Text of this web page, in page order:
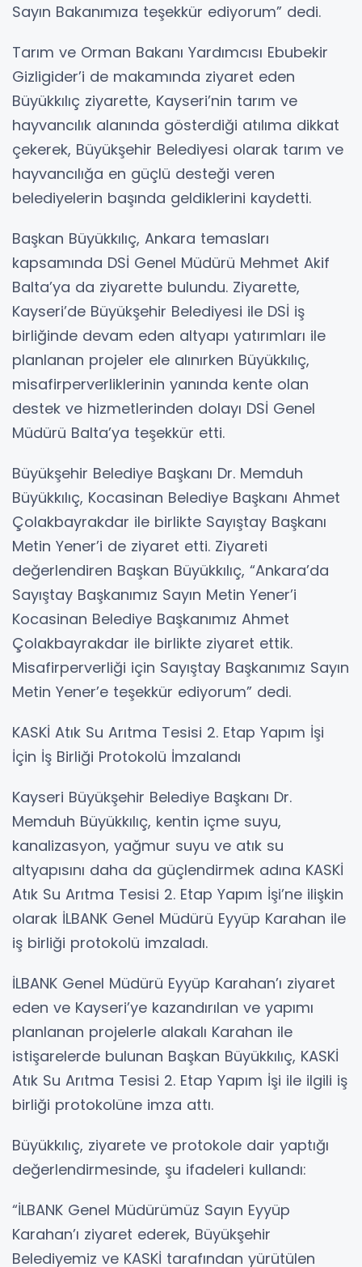
Sayın Bakanımıza teşekkür ediyorum” dedi.
Tarım ve Orman Bakanı Yardımcısı Ebubekir
Gizligider’i de makamında ziyaret eden
Büyükkılıç ziyarette, Kayseri’nin tarım ve
hayvancılık alanında gösterdiği atılıma dikkat
çekerek, Büyükşehir Belediyesi olarak tarım ve
hayvancılığa en güçlü desteği veren
belediyelerin başında geldiklerini kaydetti.
Başkan Büyükkılıç, Ankara temasları
kapsamında DSİ Genel Müdürü Mehmet Akif
Balta’ya da ziyarette bulundu. Ziyarette,
Kayseri’de Büyükşehir Belediyesi ile DSİ iş
birliğinde devam eden altyapı yatırımları ile
planlanan projeler ele alınırken Büyükkılıç,
misafirperverliklerinin yanında kente olan
destek ve hizmetlerinden dolayı DSİ Genel
Müdürü Balta’ya teşekkür etti.
Büyükşehir Belediye Başkanı Dr. Memduh
Büyükkılıç, Kocasinan Belediye Başkanı Ahmet
Çolakbayrakdar ile birlikte Sayıştay Başkanı
Metin Yener’i de ziyaret etti. Ziyareti
değerlendiren Başkan Büyükkılıç, “Ankara’da
Sayıştay Başkanımız Sayın Metin Yener’i
Kocasinan Belediye Başkanımız Ahmet
Çolakbayrakdar ile birlikte ziyaret ettik.
Misafirperverliği için Sayıştay Başkanımız Sayın
Metin Yener’e teşekkür ediyorum” dedi.
KASKİ Atık Su Arıtma Tesisi 2. Etap Yapım İşi
İçin İş Birliği Protokolü İmzalandı
Kayseri Büyükşehir Belediye Başkanı Dr.
Memduh Büyükkılıç, kentin içme suyu,
kanalizasyon, yağmur suyu ve atık su
altyapısını daha da güçlendirmek adına KASKİ
Atık Su Arıtma Tesisi 2. Etap Yapım İşi’ne ilişkin
olarak İLBANK Genel Müdürü Eyyüp Karahan ile
iş birliği protokolü imzaladı.
İLBANK Genel Müdürü Eyyüp Karahan’ı ziyaret
eden ve Kayseri’ye kazandırılan ve yapımı
planlanan projelerle alakalı Karahan ile
istişarelerde bulunan Başkan Büyükkılıç, KASKİ
Atık Su Arıtma Tesisi 2. Etap Yapım İşi ile ilgili iş
birliği protokolüne imza attı.
Büyükkılıç, ziyarete ve protokole dair yaptığı
değerlendirmesinde, şu ifadeleri kullandı:
“İLBANK Genel Müdürümüz Sayın Eyyüp
Karahan’ı ziyaret ederek, Büyükşehir
Belediyemiz ve KASKİ tarafından yürütülen